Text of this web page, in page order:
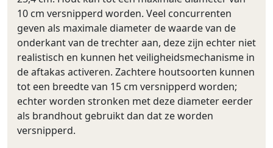
10 cm versnipperd worden. Veel concurrenten
geven als maximale diameter de waarde van de
onderkant van de trechter aan, deze zijn echter niet
realistisch en kunnen het veiligheidsmechanisme in
de aftakas activeren. Zachtere houtsoorten kunnen
tot een breedte van 15 cm versnipperd worden;
echter worden stronken met deze diameter eerder
als brandhout gebruikt dan dat ze worden
versnipperd.